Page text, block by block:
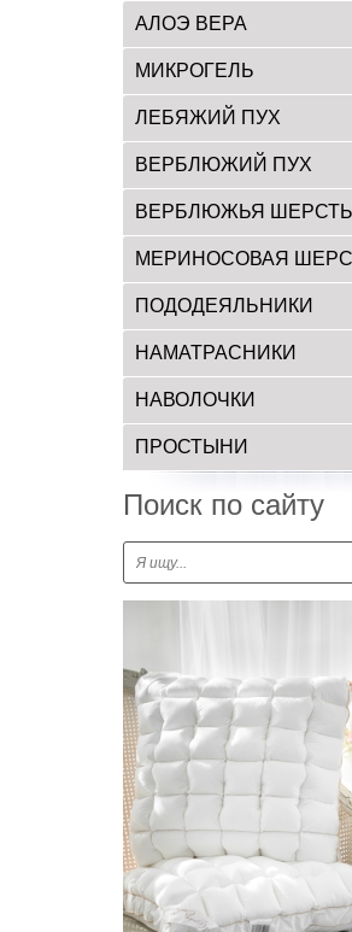
АЛОЭ ВЕРА
МИКРОГЕЛЬ
ЛЕБЯЖИЙ ПУХ
ВЕРБЛЮЖИЙ ПУХ
ВЕРБЛЮЖЬЯ ШЕРСТЬ
МЕРИНОСОВАЯ
ПОДОДЕЯЛЬНИКИ
НАМАТРАСНИКИ
НАВОЛОЧКИ
ПРОСТЫНИ
Поиск по сайту